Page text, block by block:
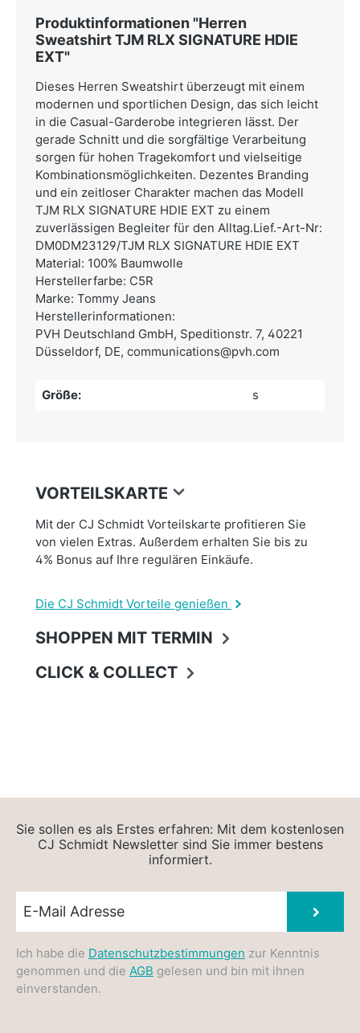
Produktinformationen "Herren
Sweatshirt TJM RLX SIGNATURE HDIE
EXT"
Dieses Herren Sweatshirt überzeugt mit einem
modernen und sportlichen Design, das sich leicht
in die Casual-Garderobe integrieren lässt. Der
gerade Schnitt und die sorgfältige Verarbeitung
sorgen für hohen Tragekomfort und vielseitige
Kombinationsmöglichkeiten. Dezentes Branding
und ein zeitloser Charakter machen das Modell
TJM RLX SIGNATURE HDIE EXT zu einem
zuverlässigen Begleiter für den Alltag.Lief.-Art-Nr:
DM0DM23129/TJM RLX SIGNATURE HDIE EXT
Material: 100% Baumwolle
Herstellerfarbe: C5R
Marke: Tommy Jeans
Herstellerinformationen:
PVH Deutschland GmbH, Speditionstr. 7, 40221
Düsseldorf, DE, communications@pvh.com
Größe: s
VORTEILSKARTE
Mit der CJ Schmidt Vorteilskarte profitieren Sie
von vielen Extras. Außerdem erhalten Sie bis zu
4% Bonus auf Ihre regulären Einkäufe.
Die CJ Schmidt Vorteile genießen
SHOPPEN MIT TERMIN
CLICK & COLLECT
Sie sollen es als Erstes erfahren: Mit dem kostenlosen
CJ Schmidt Newsletter sind Sie immer bestens
informiert.
Ich habe die Datenschutzbestimmungen zur Kenntnis
genommen und die AGB gelesen und bin mit ihnen
einverstanden.